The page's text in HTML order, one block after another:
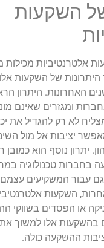
השקעות
אלטרנטיביות
של השקעות
האחרונות. היתרון
ומגזרים שאינם
לא רק להגדיל את
יציבות אל מול
יתרון נוסף הוא כמובן
בחברות טכנולוגיה
גם עבור המשקיעים
השקעות
או הפסדים בשווקי
בהשקעות אלו למשוך
ההשקעה כולה.